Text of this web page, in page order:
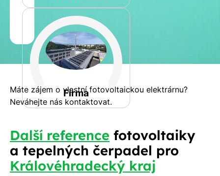
Firma
Jiná
Spočítat
kalkulaci
Jméno
a
příjmení
Telefon
mail
Máte zájem o vlastní fotovoltaickou elektrárnu?
Neváhejte nás kontaktovat.
Další reference fotovoltaiky
a tepelných čerpadel pro
Královéhradecký kraj